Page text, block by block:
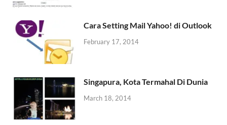
Cara Setting Mail Yahoo! di Outlook
February 17, 2014
Singapura, Kota Termahal Di Dunia
March 18, 2014